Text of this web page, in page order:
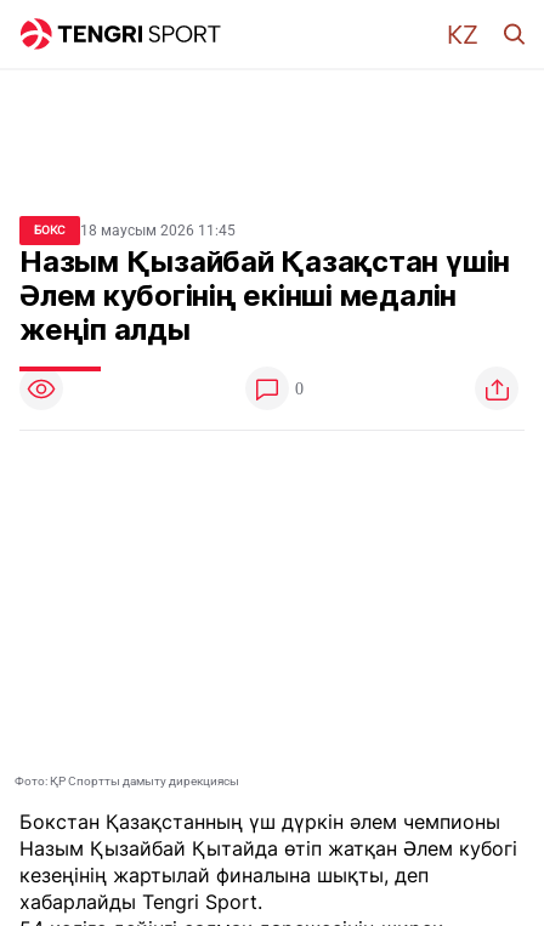
БОКС 18 маусым 2026 11:45
Назым Қызайбай Қазақстан үшін
Әлем кубогінің екінші медалін
жеңіп алды
0
Фото: ҚР Спортты дамыту дирекциясы
Бокстан Қазақстанның үш дүркін әлем чемпионы
Назым Қызайбай Қытайда өтіп жатқан Әлем кубогі
кезеңінің жартылай финалына шықты, деп
хабарлайды Tengri Sport.